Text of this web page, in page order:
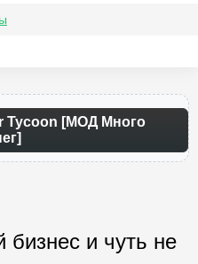
Tycoon [МОД Много
бизнес и чуть не